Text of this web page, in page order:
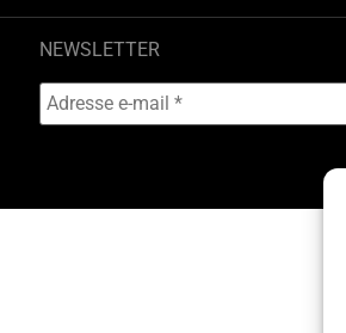
NEWSLETTER